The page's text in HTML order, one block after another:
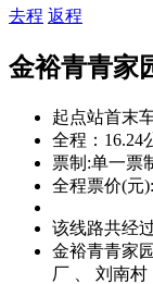
去程 返程
金裕青青家
起点站首末
全程：16.24
票制:单一票
全程票价(元
该线路共经
金裕青青家
厂 、 刘南村